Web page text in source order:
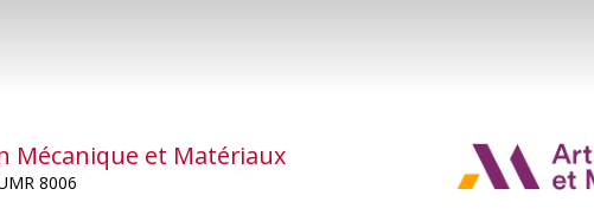
Mécanique et Matériaux
8006